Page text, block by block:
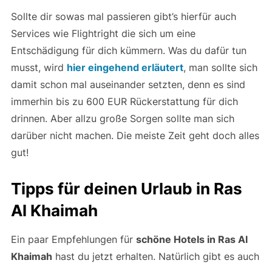
Sollte dir sowas mal passieren gibt’s hierfür auch
Services wie Flightright die sich um eine
Entschädigung für dich kümmern. Was du dafür tun
musst, wird hier eingehend erläutert, man sollte sich
damit schon mal auseinander setzten, denn es sind
immerhin bis zu 600 EUR Rückerstattung für dich
drinnen. Aber allzu große Sorgen sollte man sich
darüber nicht machen. Die meiste Zeit geht doch alles
gut!
Tipps für deinen Urlaub in Ras
Al Khaimah
Ein paar Empfehlungen für schöne Hotels in Ras Al
Khaimah hast du jetzt erhalten. Natürlich gibt es auch